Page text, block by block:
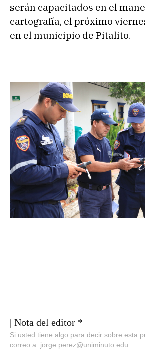
serán capacitados en el
cartografía, el próximo
en el municipio de Pitalito.
| Nota del editor *
Si usted tiene algo para decir sobre esta
correo a: jorge.perez@uniminuto.edu